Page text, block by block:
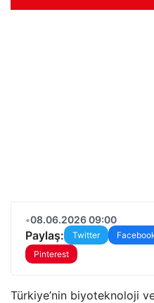
•08.06.2026 09:00
Paylaş: Twitter
Pinterest
Türkiye’nin biyoteknoloji